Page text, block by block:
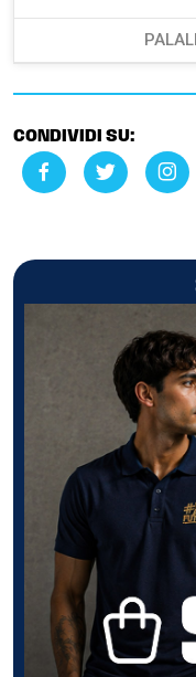
CONDIVIDI SU: